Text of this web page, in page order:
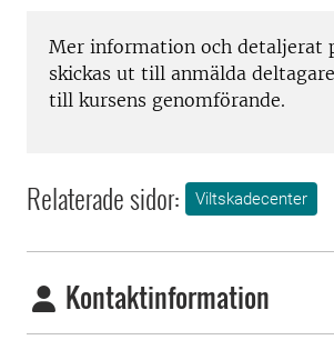
Mer information och detaljerat
skickas ut till anmälda
till kursens genomförande.
Relaterade sidor: Viltskadecenter
Kontaktinformation